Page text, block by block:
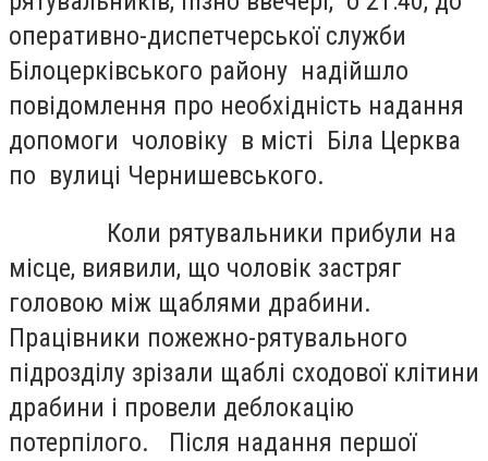
оперативно-диспетчерської служби
Білоцерківського району надійшло
повідомлення про необхідність надання
допомоги чоловіку в місті Біла Церква
по вулиці Чернишевського.
Коли рятувальники прибули на
місце, виявили, що чоловік застряг
головою між щаблями драбини.
Працівники пожежно-рятувального
підрозділу зрізали щаблі сходової клітини
драбини і провели деблокацію
потерпілого. Після надання першої